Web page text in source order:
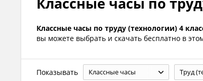
Классные часы по труду (технологии) 4
вы можете выбрать и скачать бесплатно в
Показывать Классные часы Труд